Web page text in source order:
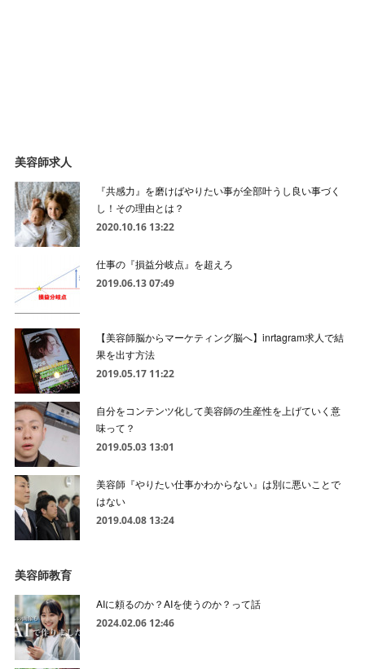
美容師求人
『共感力』を磨けばやりたい事が全部叶うし良い事づく
し！その理由とは？
2020.10.16 13:22
仕事の『損益分岐点』を超えろ
2019.06.13 07:49
【美容師脳からマーケティング脳へ】inrtagram求人で結
果を出す方法
2019.05.17 11:22
自分をコンテンツ化して美容師の生産性を上げていく意
味って？
2019.05.03 13:01
美容師『やりたい仕事かわからない』は別に悪いことで
はない
2019.04.08 13:24
美容師教育
AIに頼るのか？AIを使うのか？って話
2024.02.06 12:46